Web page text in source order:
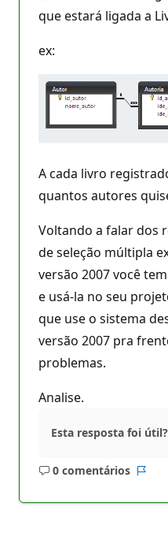
que estará ligada a
ex:
A cada livro
quantos autores
Voltando a falar dos
de seleção múltipla
versão 2007 você
e usá-la no seu
que use o sistema
versão 2007 pra
problemas.
Analise.
Esta resposta foi útil?
0 comentários
Sem